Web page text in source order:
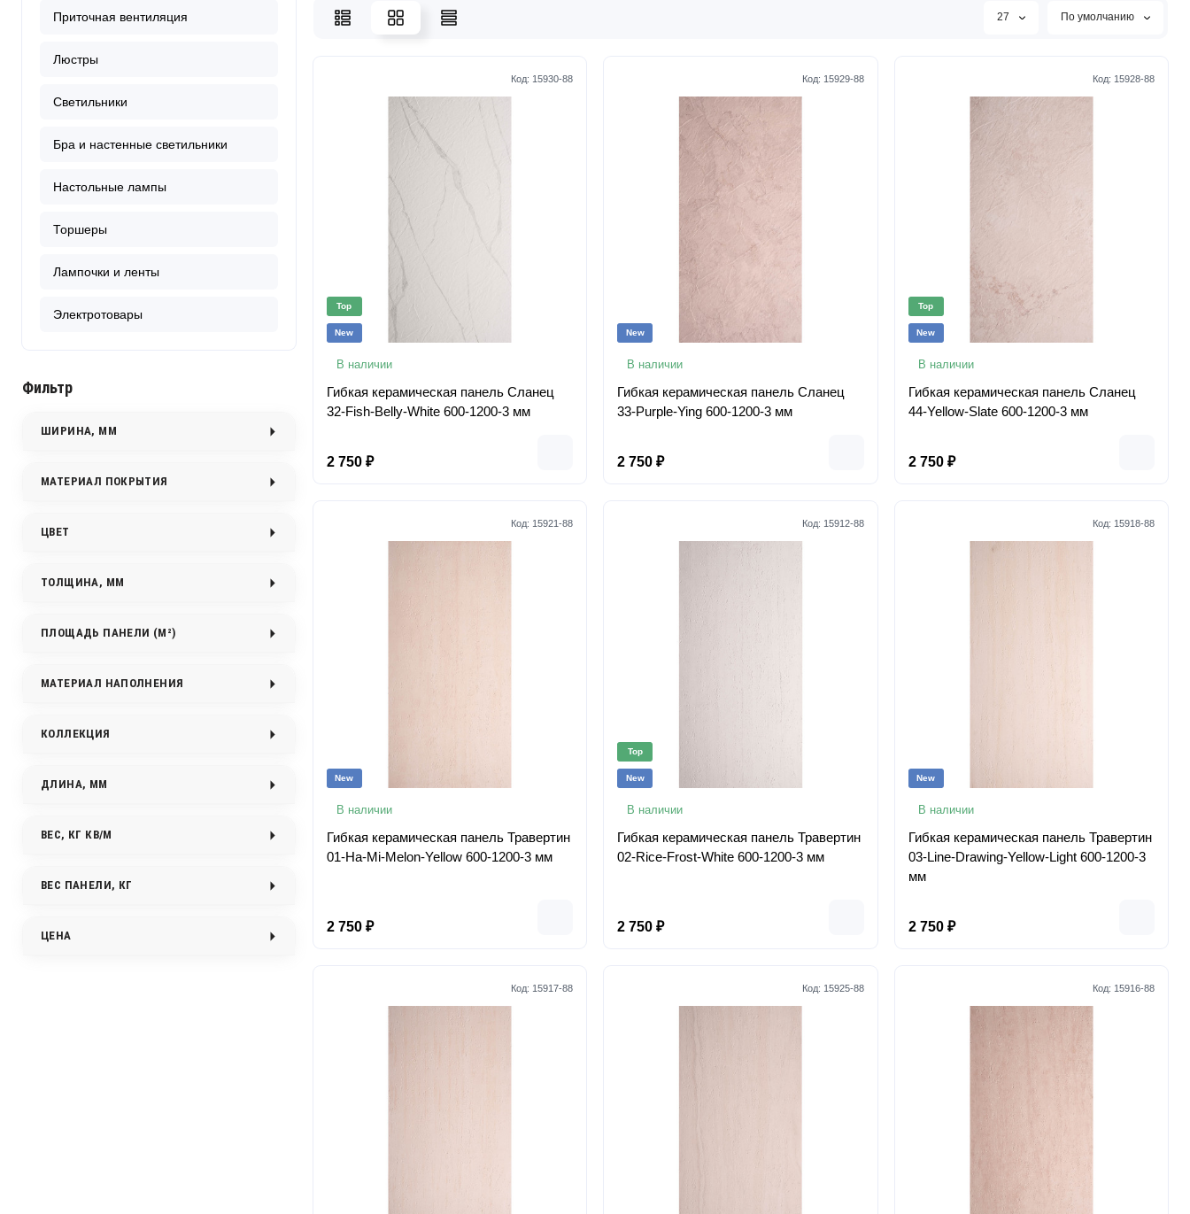
Приточная вентиляция
Люстры
Светильники
Бра и настенные светильники
Настольные лампы
Торшеры
Лампочки и ленты
Электротовары
Фильтр
ШИРИНА, ММ
МАТЕРИАЛ ПОКРЫТИЯ
ЦВЕТ
ТОЛЩИНА, ММ
ПЛОЩАДЬ ПАНЕЛИ (М²)
МАТЕРИАЛ НАПОЛНЕНИЯ
КОЛЛЕКЦИЯ
ДЛИНА, ММ
ВЕС, КГ КВ/М
ВЕС ПАНЕЛИ, КГ
ЦЕНА
27 По умолчанию
Код: 15930-88
Top
New
В наличии
Гибкая керамическая панель Сланец
32-Fish-Belly-White 600-1200-3 мм
2 750 ₽
Код: 15929-88
New
В наличии
Гибкая керамическая панель Сланец
33-Purple-Ying 600-1200-3 мм
2 750 ₽
Код: 15928-88
Top
New
В наличии
Гибкая керамическая панель Сланец
44-Yellow-Slate 600-1200-3 мм
2 750 ₽
Код: 15921-88
New
В наличии
Гибкая керамическая панель Травертин
01-Ha-Mi-Melon-Yellow 600-1200-3 мм
2 750 ₽
Код: 15912-88
Top
New
В наличии
Гибкая керамическая панель Травертин
02-Rice-Frost-White 600-1200-3 мм
2 750 ₽
Код: 15918-88
New
В наличии
Гибкая керамическая панель Травертин
03-Line-Drawing-Yellow-Light 600-1200-3
мм
2 750 ₽
Код: 15917-88 Код: 15925-88 Код: 15916-88